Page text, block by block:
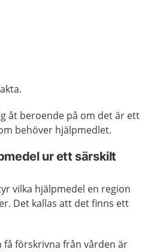
åt beroende på om det är ett
behöver hjälpmedlet.
ur ett särskilt
vilka hjälpmedel en region
Det kallas att det finns ett
få förskrivna från vården är